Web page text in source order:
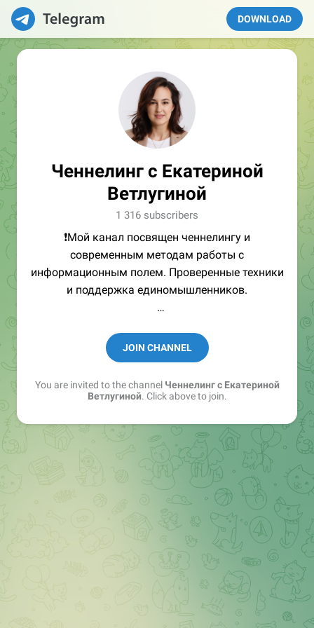
DOWNLOAD
Ченнелинг с Екатериной
Ветлугиной
1 316 subscribers
❗️Мой канал посвящен ченнелингу и
современным методам работы с
информационным полем. Проверенные техники
и поддержка единомышленников.
✅ Статьи и видео о ченнелинге.
✅ Авторские практики.
✅ Ответы на вопросы.
JOIN CHANNEL
You are invited to the channel Ченнелинг с Екатериной
Ветлугиной. Click above to join.